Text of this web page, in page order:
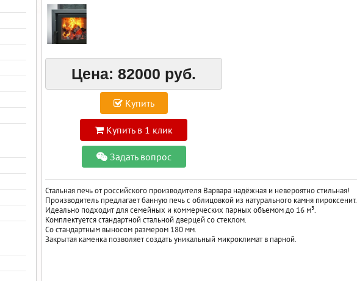
Цена: 82000 руб.
Купить
Купить в 1 клик
Задать вопрос
Стальная печь от российского производителя Варвара надёжная и невероятно стильная!
Производитель предлагает банную печь с облицовкой из натурального камня пироксенит.
Идеально подходит для семейных и коммерческих парных объемом до 16 м³.
Комплектуется стандартной стальной дверцей со стеклом.
Со стандартным выносом размером 180 мм.
Закрытая каменка позволяет создать уникальный микроклимат в парной.